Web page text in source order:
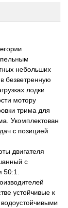
небольших
безветренную
лодки
мотору
трима для
Укомплектован
с позицией
двигателя
с
устойчивые к